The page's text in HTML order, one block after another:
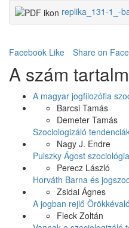
replika_131-1_-
Facebook Like Share on
A szám
A magyar jogfilozófia
Barcsi Tamás
Demeter Tamás
Szociologizáló
Nagy J. Endre
Pulszky Ágost
Perecz László
Horváth Barna és
Zsidai Ágnes
A jogban rejlő
Fleck Zoltán